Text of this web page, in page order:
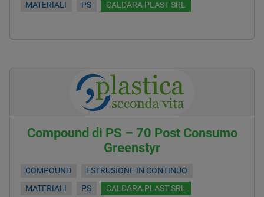
MATERIALI
PS CALDARA PLAST SRL
Compound di PS – 70 Post Consumo
Greenstyr
COMPOUND
ESTRUSIONE IN CONTINUO
MATERIALI
PS CALDARA PLAST SRL